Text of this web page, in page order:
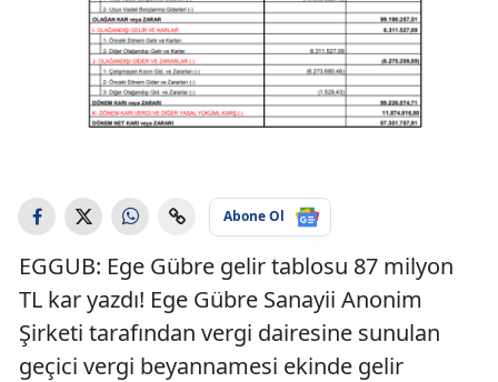
Abone Ol
EGGUB: Ege Gübre gelir tablosu 87 milyon
TL kar yazdı! Ege Gübre Sanayii Anonim
Şirketi tarafından vergi dairesine sunulan
geçici vergi beyannamesi ekinde gelir